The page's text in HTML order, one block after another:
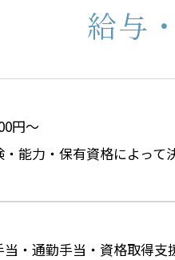
給与
円～
能力・保有資格によって
当・通勤手当・資格取得支